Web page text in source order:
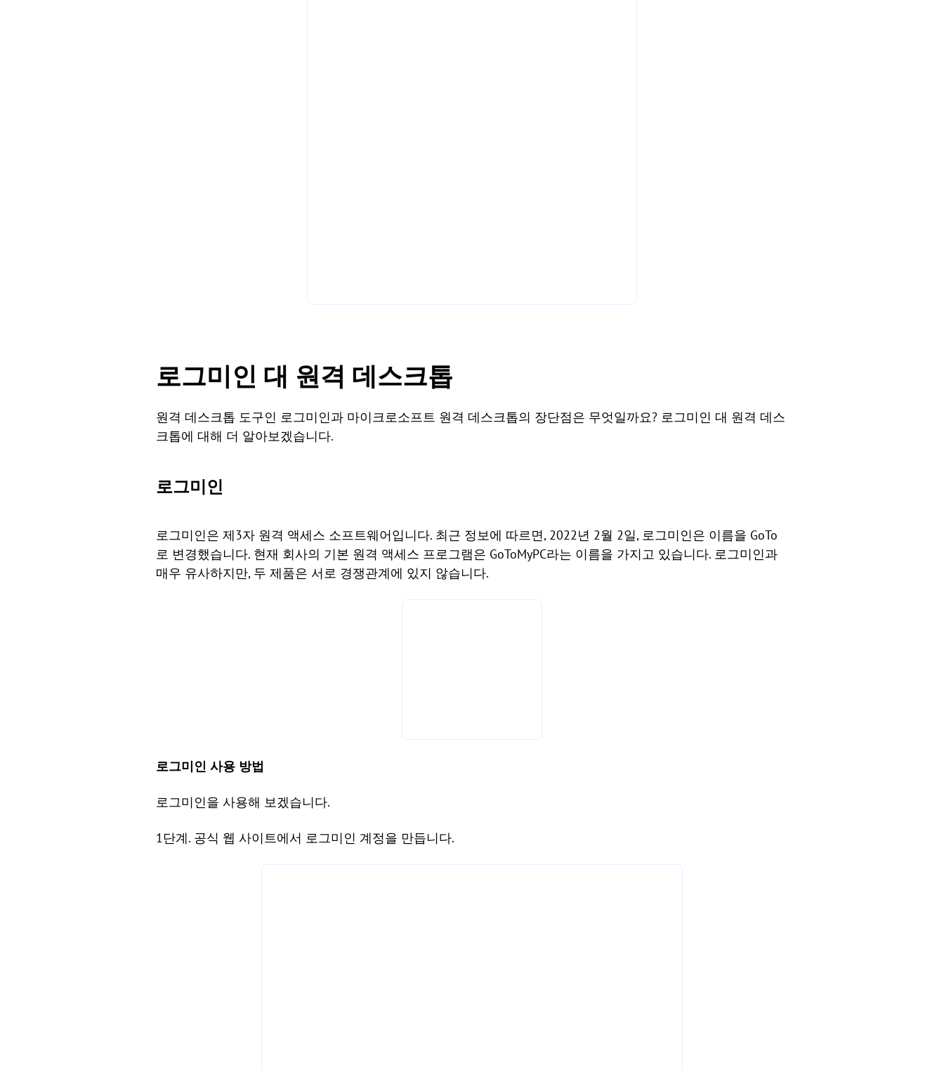
로그미인 대 원격 데스크톱
원격 데스크톱 도구인 로그미인과 마이크로소프트 원격 데스크톱의 장단점은 무엇일까요? 로그미인 대 원격 데스
크톱에 대해 더 알아보겠습니다.
로그미인
로그미인은 제3자 원격 액세스 소프트웨어입니다. 최근 정보에 따르면, 2022년 2월 2일, 로그미인은 이름을 GoTo
로 변경했습니다. 현재 회사의 기본 원격 액세스 프로그램은 GoToMyPC라는 이름을 가지고 있습니다. 로그미인과
매우 유사하지만, 두 제품은 서로 경쟁관계에 있지 않습니다.
로그미인 사용 방법
로그미인을 사용해 보겠습니다.
1단계. 공식 웹 사이트에서 로그미인 계정을 만듭니다.